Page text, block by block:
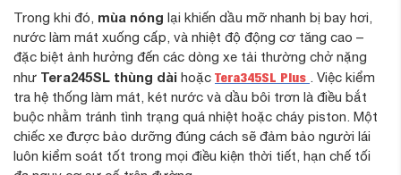
Thuật Của Teraco Tiến Phát
Giai Đoạn Kiểm Tra Tổng Quát
Giai Đoạn Kiểm Tra Hệ Thống Động Cơ
Giai Đoạn Kiểm Tra Hệ Truyền Động Và Treo
Giai Đoạn Kiểm Tra Hệ Phanh, Lốp Và Gầm Xe
Giai Đoạn Kiểm Tra Điện – Điện Tử
Giai Đoạn Hoàn Thiện Và Kiểm Tra Đường Thử
Trong khi đó, mùa nóng lại khiến dầu mỡ nhanh bị bay hơi,
nước làm mát xuống cấp, và nhiệt độ động cơ tăng cao –
đặc biệt ảnh hưởng đến các dòng xe tải thường chở nặng
như Tera245SL thùng dài hoặc Tera345SL Plus . Việc kiểm
tra hệ thống làm mát, két nước và dầu bôi trơn là điều bắt
buộc nhằm tránh tình trạng quá nhiệt hoặc cháy piston. Một
chiếc xe được bảo dưỡng đúng cách sẽ đảm bảo người lái
luôn kiểm soát tốt trong mọi điều kiện thời tiết, hạn chế tối